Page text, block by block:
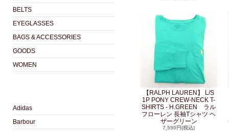
BELTS
EYEGLASSES
BAGS & ACCESSORIES
GOODS
WOMEN
Adidas
Barbour
【RALPH LAUREN】 L/S
1P PONY CREW-NECK T-
SHIRTS - H.GREEN ラル
フローレン 長袖Tシャツ ヘ
ザーグリーン
7,590円(税込)